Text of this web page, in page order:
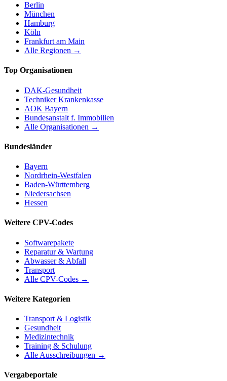
Berlin
München
Hamburg
Köln
Frankfurt am Main
Alle Regionen →
Top Organisationen
DAK-Gesundheit
Techniker Krankenkasse
AOK Bayern
Bundesanstalt f. Immobilien
Alle Organisationen →
Bundesländer
Bayern
Nordrhein-Westfalen
Baden-Württemberg
Niedersachsen
Hessen
Weitere CPV-Codes
Softwarepakete
Reparatur & Wartung
Abwasser & Abfall
Transport
Alle CPV-Codes →
Weitere Kategorien
Transport & Logistik
Gesundheit
Medizintechnik
Training & Schulung
Alle Ausschreibungen →
Vergabeportale